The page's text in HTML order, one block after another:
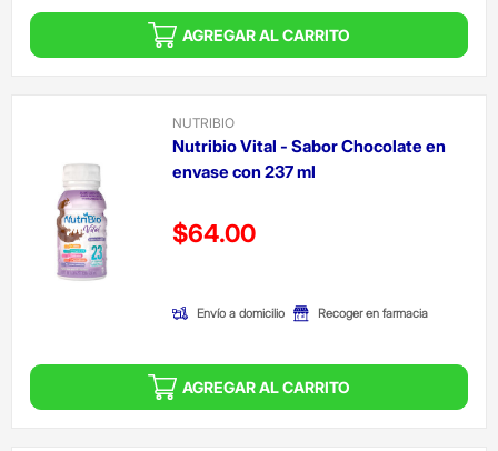
AGREGAR AL CARRITO
NUTRIBIO
Nutribio Vital - Sabor Chocolate en
envase con 237 ml
Precio reducido de
$64.00
Envío a domicilio Recoger en farmacia
AGREGAR AL CARRITO